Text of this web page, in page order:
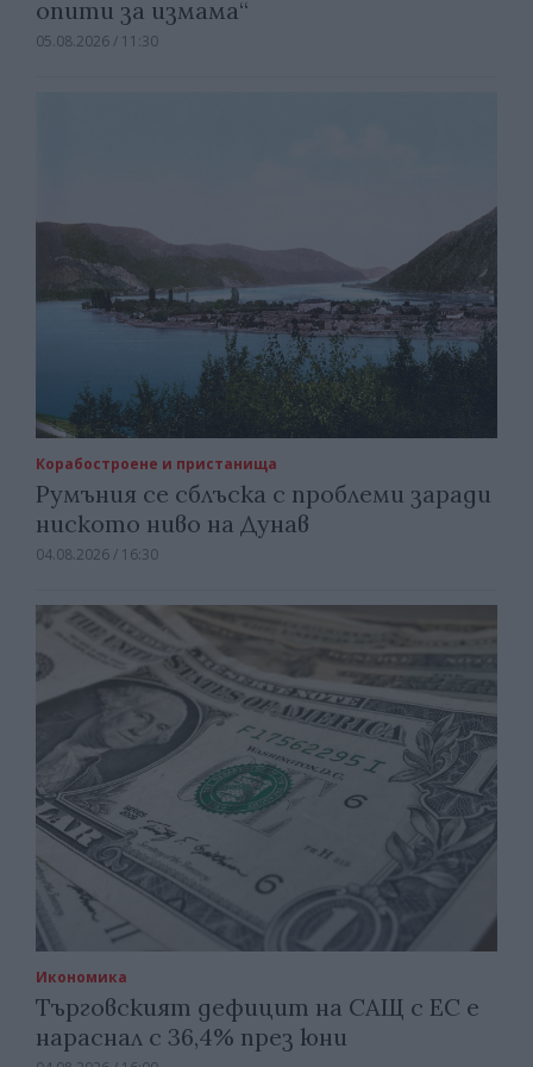
опити за измама“
05.08.2026 / 11:30
Корабостроене и пристанища
Румъния се сблъска с проблеми заради
ниското ниво на Дунав
04.08.2026 / 16:30
Икономика
Търговският дефицит на САЩ с ЕС е
нараснал с 36,4% през юни